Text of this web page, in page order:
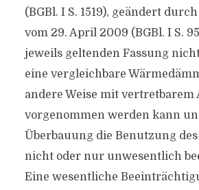
(BGBl. I S. 1519), geändert
vom 29. April 2009 (BGBl. I S.
jeweils geltenden Fassung
eine vergleichbare
andere Weise mit
vorgenommen werden kann
Überbauung die Benutzung
nicht oder nur unwesentlich
Eine wesentliche